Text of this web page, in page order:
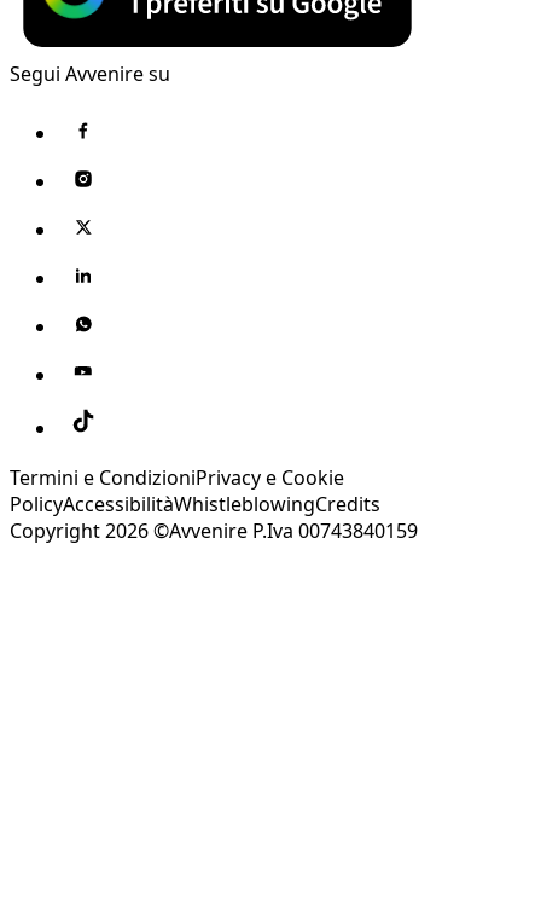
Segui Avvenire su
Termini e CondizioniPrivacy e Cookie
PolicyAccessibilitàWhistleblowingCredits
Copyright 2026 ©Avvenire P.Iva 00743840159